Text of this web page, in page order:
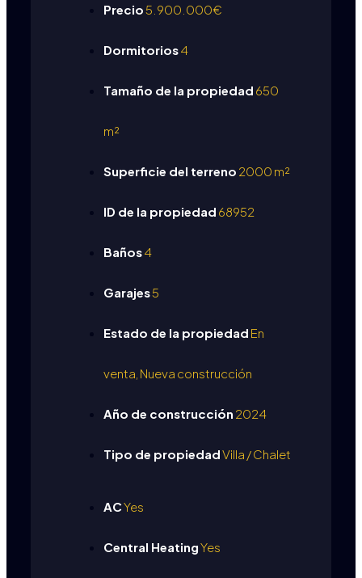
Precio5.900.000€
Dormitorios4
Tamaño de la propiedad 650
m²
Superficie del terreno 2000 m²
ID de la propiedad 68952
Baños4
Garajes5
Estado de la propiedad En
venta, Nueva construcción
Año de construcción 2024
Tipo de propiedadVilla / Chalet
ACYes
Central HeatingYes